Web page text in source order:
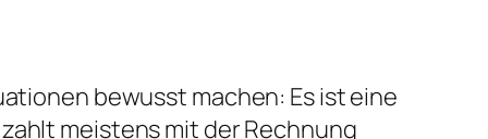
bewusst machen: Es ist eine
meistens mit der Rechnung